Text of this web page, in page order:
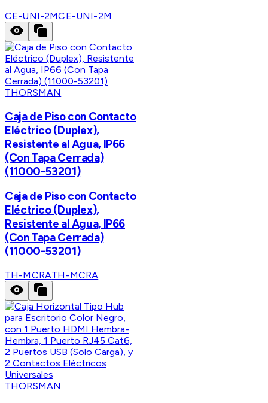
CE-UNI-2MCE-UNI-2M
THORSMAN
Caja de Piso con Contacto
Eléctrico (Duplex),
Resistente al Agua, IP66
(Con Tapa Cerrada)
(11000-53201)
Caja de Piso con Contacto
Eléctrico (Duplex),
Resistente al Agua, IP66
(Con Tapa Cerrada)
(11000-53201)
TH-MCRATH-MCRA
THORSMAN